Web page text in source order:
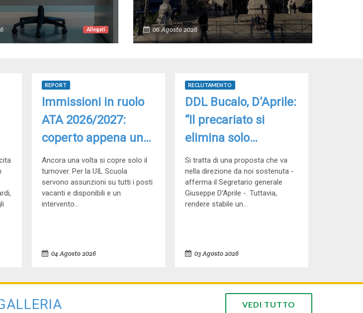
Allegati 06 Agosto 2026
REPORT
Immissioni in ruolo
ATA 2026/2027:
coperto appena un
posto su tre
Ancora una volta si copre solo il
turnover. Per la UIL Scuola
servono assunzioni su tutti i posti
vacanti e disponibili e un
intervento...
04 Agosto 2026
RECLUTAMENTO
DDL Bucalo, D’Aprile:
“Il precariato si
elimina solo
trasformando
l’organico”
Si tratta di una proposta che va
nella direzione da noi sostenuta -
afferma il Segretario generale
Giuseppe D’Aprile -. Tuttavia,
rendere stabile un...
03 Agosto 2026
VEDI TUTTO